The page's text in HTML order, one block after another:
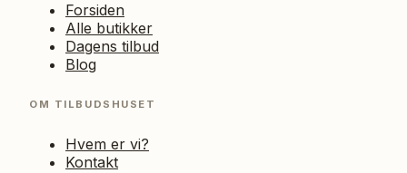
Forsiden
Alle butikker
Dagens tilbud
Blog
OM TILBUDSHUSET
Hvem er vi?
Kontakt